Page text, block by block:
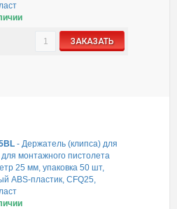
ЗАКАЗАТЬ
- Держатель (клипса) для
для монтажного пистолета
25 мм, упаковка 50 шт,
ABS-пластик, CFQ25,